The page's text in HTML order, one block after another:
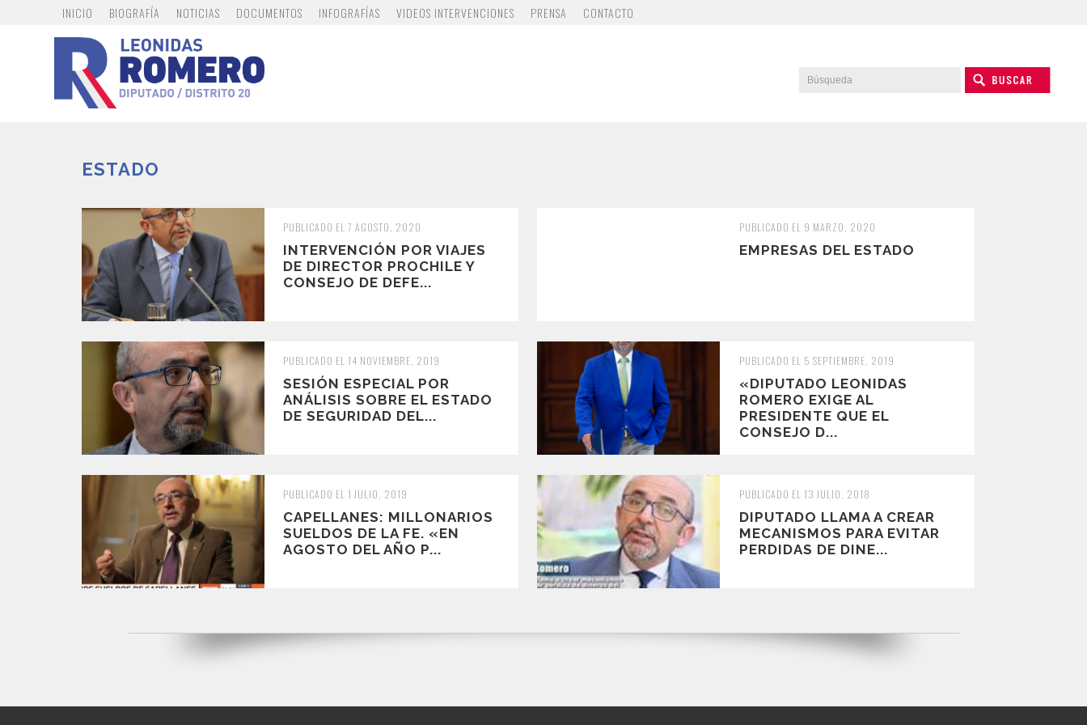
INICIO BIOGRAFÍA NOTICIAS DOCUMENTOS INFOGRAFÍAS VIDEOS INTERVENCIONES PRENSA CONTACTO
ESTADO
PUBLICADO EL 7 AGOSTO, 2020
INTERVENCIÓN POR VIAJES
DE DIRECTOR PROCHILE Y
CONSEJO DE DEFE...
PUBLICADO EL 9 MARZO, 2020
EMPRESAS DEL ESTADO
PUBLICADO EL 14 NOVIEMBRE, 2019
SESIÓN ESPECIAL POR
ANÁLISIS SOBRE EL ESTADO
DE SEGURIDAD DEL...
PUBLICADO EL 5 SEPTIEMBRE, 2019
«DIPUTADO LEONIDAS
ROMERO EXIGE AL
PRESIDENTE QUE EL
CONSEJO D...
PUBLICADO EL 1 JULIO, 2019
CAPELLANES: MILLONARIOS
SUELDOS DE LA FE. «EN
AGOSTO DEL AÑO P...
PUBLICADO EL 13 JULIO, 2018
DIPUTADO LLAMA A CREAR
MECANISMOS PARA EVITAR
PERDIDAS DE DINE...